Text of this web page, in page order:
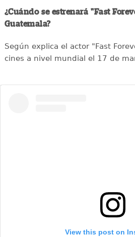
¿Cuándo se estrenará "Fast
Guatemala?
Según explica el actor "Fast
cines a nivel mundial el 17 de
View this post on